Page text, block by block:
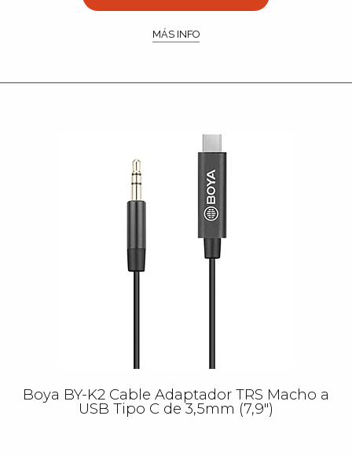
MÁS INFO
Boya BY-K2 Cable Adaptador TRS Macho a
USB Tipo C de 3,5mm (7,9")